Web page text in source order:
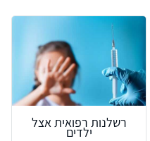
רשלנות רפואית אצל
ילדים